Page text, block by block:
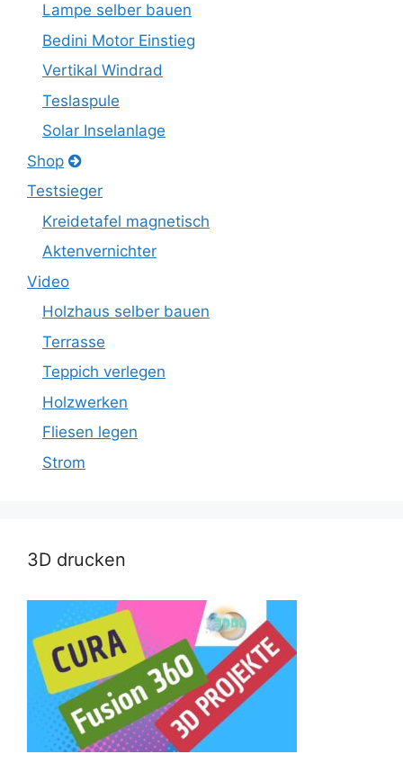
Lampe selber bauen
Bedini Motor Einstieg
Vertikal Windrad
Teslaspule
Solar Inselanlage
Shop
Testsieger
Kreidetafel magnetisch
Aktenvernichter
Video
Holzhaus selber bauen
Terrasse
Teppich verlegen
Holzwerken
Fliesen legen
Strom
3D drucken